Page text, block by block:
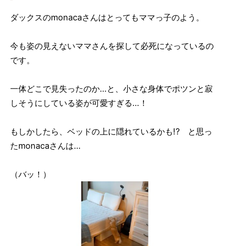
ダックスのmonacaさんはとってもママっ子のよう。
今も姿の見えないママさんを探して必死になっているの
です。
一体どこで見失ったのか…と、小さな身体でポツンと寂
しそうにしている姿が可愛すぎる…！
もしかしたら、ベッドの上に隠れているかも!? と思っ
たmonacaさんは…
（バッ！）